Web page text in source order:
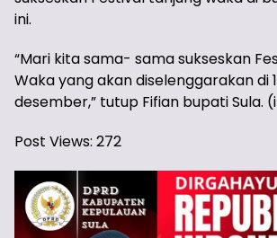
ini.
“Mari kita sama- sama sukseskan
Waka yang akan diselenggarakan di
desember,” tutup Fifian bupati Sula.
Post Views: 272